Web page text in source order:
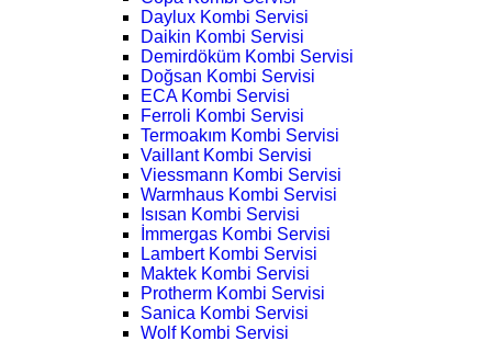
Daylux Kombi Servisi
Daikin Kombi Servisi
Demirdöküm Kombi Servisi
Doğsan Kombi Servisi
ECA Kombi Servisi
Ferroli Kombi Servisi
Termoakım Kombi Servisi
Vaillant Kombi Servisi
Viessmann Kombi Servisi
Warmhaus Kombi Servisi
Isısan Kombi Servisi
İmmergas Kombi Servisi
Lambert Kombi Servisi
Maktek Kombi Servisi
Protherm Kombi Servisi
Sanica Kombi Servisi
Wolf Kombi Servisi